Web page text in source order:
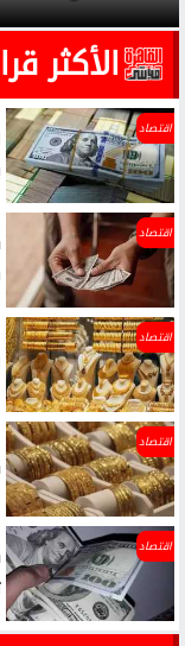
الأكثر
اقتصاد
اقتصاد
اقتصاد
اقتصاد
اقتصاد